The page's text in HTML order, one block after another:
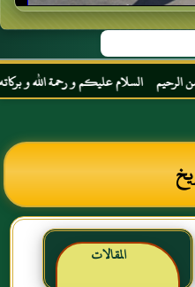
الرحيم السلام عليكم و رحمة الله و
المقالات